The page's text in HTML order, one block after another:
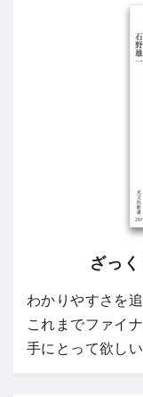
ざっ
わかりやすさを
これまでファイ
手にとって欲し